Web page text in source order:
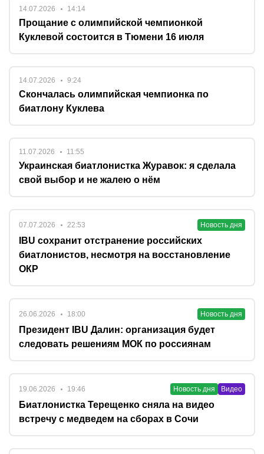
14.07.2026 14:14
Прощание с олимпийской чемпионкой
Куклевой состоится в Тюмени 16 июля
14.07.2026 9:24
Скончалась олимпийская чемпионка по
биатлону Куклева
11.07.2026 11:55
Украинская биатлонистка Журавок: я сделала
свой выбор и не жалею о нём
07.07.2026 22:53 Новость дня
IBU сохранит отстранение российских
биатлонистов, несмотря на восстановление
ОКР
26.06.2026 18:00 Новость дня
Президент IBU Далин: организация будет
следовать решениям МОК по россиянам
19.06.2026 19:46 Новость дня Видео
Биатлонистка Терещенко сняла на видео
встречу с медведем на сборах в Сочи